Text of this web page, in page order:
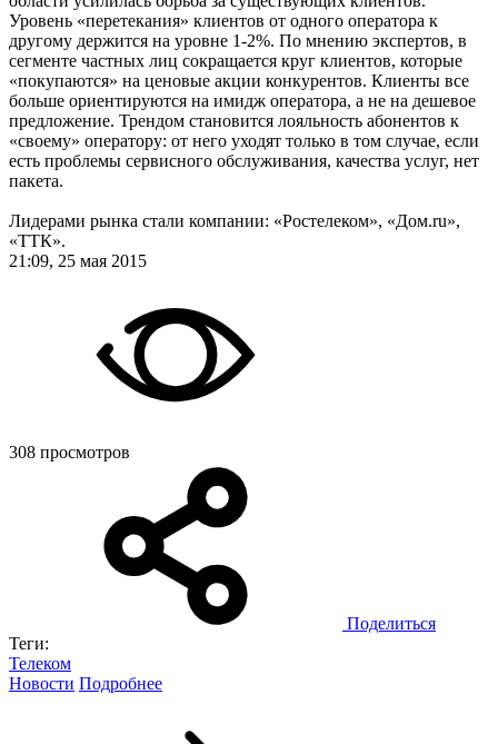
Уровень «перетекания» клиентов от одного оператора к
другому держится на уровне 1-2%. По мнению экспертов, в
сегменте частных лиц сокращается круг клиентов, которые
«покупаются» на ценовые акции конкурентов. Клиенты все
больше ориентируются на имидж оператора, а не на дешевое
предложение. Трендом становится лояльность абонентов к
«своему» оператору: от него уходят только в том случае, если
есть проблемы сервисного обслуживания, качества услуг, нет
пакета.
Лидерами рынка стали компании: «Ростелеком», «Дом.ru»,
«ТТК».
21:09, 25 мая 2015
308 просмотров
Поделиться
Теги:
Телеком
Новости Подробнее